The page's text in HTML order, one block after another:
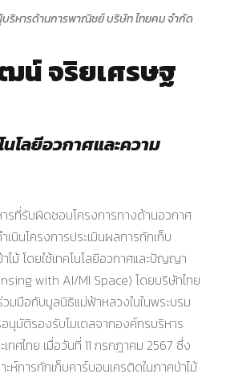
หารด้านการพาณิชย์ บริษัท ไทยคม จำกัด
น์ จริยเศรษฐ
โลยีอวกาศและความ
รที่รับผิดชอบโครงการทางด้านอวกาศ
นินโครงการประเมินผลการกักเก็บ
ไม้ โดยใช้เทคโนโลยีอวกาศและปัญญา
with AI/MI Space) โดยบริษัทไทย
มมือกับมูลนิธิแม่ฟ้าหลวงในในพระบรม
นุมัติรองรับโมเดลจากองค์กรบริหาร
ทศไทย เมื่อวันที่ 11 กรกฎาคม 2567 ซึ่ง
ะห์การกักเก็บคาร์บอนเครติดในภาคป่าไม้